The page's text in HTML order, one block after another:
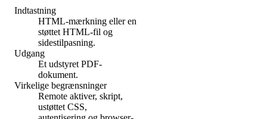
Indtastning
HTML-mærkning eller en
støttet HTML-fil og
sidestilpasning.
Udgang
Et udstyret PDF-
dokument.
Virkelige begrænsninger
Remote aktiver, skript,
ustøttet CSS,